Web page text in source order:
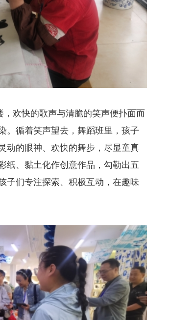
，欢快的歌声与清脆的笑声便扑面而
。循着笑声望去，舞蹈班里，孩子
动的眼神、欢快的舞步，尽显童真
纸、黏土化作创意作品，勾勒出五
子们专注探索、积极互动，在趣味